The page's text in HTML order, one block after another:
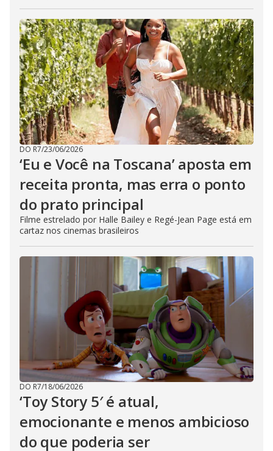
DO R7/23/06/2026
‘Eu e Você na Toscana’ aposta em
receita pronta, mas erra o ponto
do prato principal
Filme estrelado por Halle Bailey e Regé-Jean Page está em
cartaz nos cinemas brasileiros
DO R7/18/06/2026
‘Toy Story 5′ é atual,
emocionante e menos ambicioso
do que poderia ser